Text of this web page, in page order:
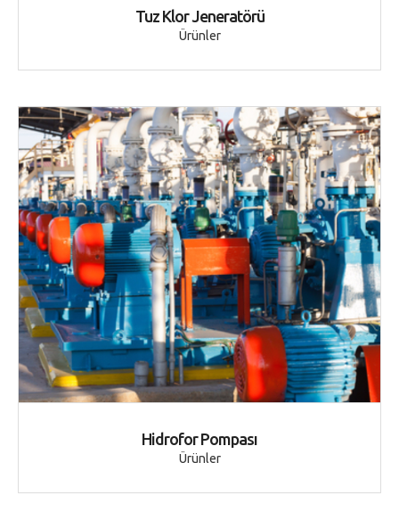
Tuz Klor Jeneratörü
Ürünler
Hidrofor Pompası
Ürünler